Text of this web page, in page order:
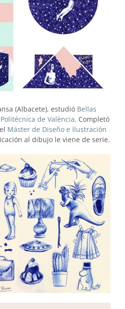
(Albacete), estudió Bellas
de València. Completó
Máster de Diseño e Ilustración
al dibujo le viene de serie.